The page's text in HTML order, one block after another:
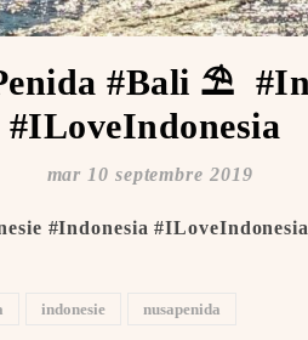
#Bali ⛱
#ILoveIndonesia ️
mar 10 septembre 2019
#Indonesia #ILoveIndonesia
indonesie nusapenida